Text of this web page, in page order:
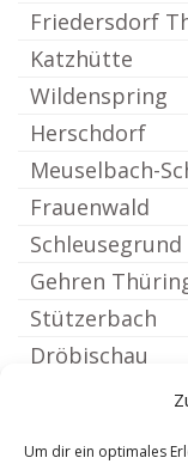
Um dir ein optimales
Friedersdorf
Katzhütte
Wildenspring
Herschdorf
Meuselbach-
Frauenwald
Schleusegrund
Gehren
Stützerbach
Dröbischau
Scheibe-